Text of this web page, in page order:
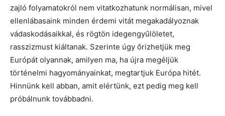
zajló folyamatokról nem vitatkozhatunk normálisan, mivel
ellenlábasaink minden érdemi vitát megakadályoznak
vádaskodásaikkal, és rögtön idegengyűlöletet,
rasszizmust kiáltanak. Szerinte úgy őrizhetjük meg
Európát olyannak, amilyen ma, ha újra megéljük
történelmi hagyományainkat, megtartjuk Európa hitét.
Hinnünk kell abban, amit elértünk, ezt pedig meg kell
próbálnunk továbbadni.